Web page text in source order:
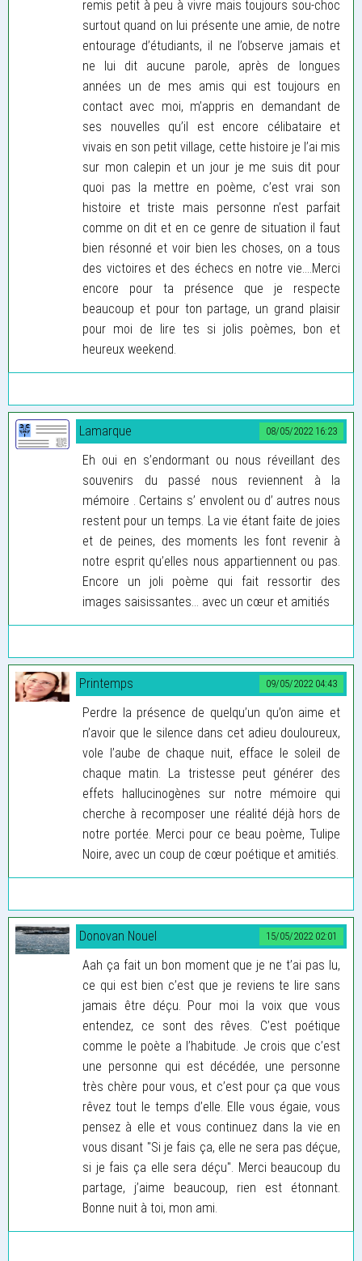
remis petit à peu à vivre mais toujours sou-choc
surtout quand on lui présente une amie, de notre
entourage d’étudiants, il ne l’observe jamais et
ne lui dit aucune parole, après de longues
années un de mes amis qui est toujours en
contact avec moi, m’appris en demandant de
ses nouvelles qu’il est encore célibataire et
vivais en son petit village, cette histoire je l’ai mis
sur mon calepin et un jour je me suis dit pour
quoi pas la mettre en poème, c’est vrai son
histoire et triste mais personne n’est parfait
comme on dit et en ce genre de situation il faut
bien résonné et voir bien les choses, on a tous
des victoires et des échecs en notre vie....Merci
encore pour ta présence que je respecte
beaucoup et pour ton partage, un grand plaisir
pour moi de lire tes si jolis poèmes, bon et
heureux weekend.
08/05/2022 16:23
Lamarque
Eh oui en s’endormant ou nous réveillant des
souvenirs du passé nous reviennent à la
mémoire . Certains s’ envolent ou d’ autres nous
restent pour un temps. La vie étant faite de joies
et de peines, des moments les font revenir à
notre esprit qu’elles nous appartiennent ou pas.
Encore un joli poème qui fait ressortir des
images saisissantes… avec un cœur et amitiés
09/05/2022 04:43
Printemps
Perdre la présence de quelqu’un qu’on aime et
n’avoir que le silence dans cet adieu douloureux,
vole l’aube de chaque nuit, efface le soleil de
chaque matin. La tristesse peut générer des
effets hallucinogènes sur notre mémoire qui
cherche à recomposer une réalité déjà hors de
notre portée. Merci pour ce beau poème, Tulipe
Noire, avec un coup de cœur poétique et amitiés.
15/05/2022 02:01
Donovan Nouel
Aah ça fait un bon moment que je ne t’ai pas lu,
ce qui est bien c’est que je reviens te lire sans
jamais être déçu. Pour moi la voix que vous
entendez, ce sont des rêves. C’est poétique
comme le poète a l’habitude. Je crois que c’est
une personne qui est décédée, une personne
très chère pour vous, et c’est pour ça que vous
rêvez tout le temps d’elle. Elle vous égaie, vous
pensez à elle et vous continuez dans la vie en
vous disant "Si je fais ça, elle ne sera pas déçue,
si je fais ça elle sera déçu". Merci beaucoup du
partage, j’aime beaucoup, rien est étonnant.
Bonne nuit à toi, mon ami.